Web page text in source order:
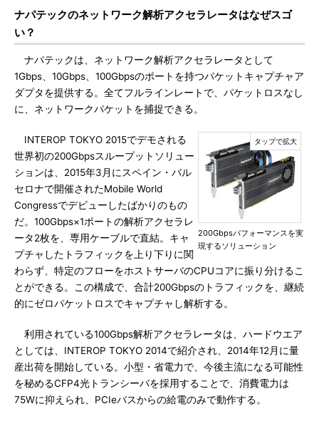
ナパテックのネットワーク解析アクセラレータはなぜスゴ
い？
ナパテックは、ネットワーク解析アクセラレータとして
1Gbps、10Gbps、100Gbpsのポートを持つパケットキャプチャア
ダプタを提供する。全てフルラインレートで、パケットロスなし
に、ネットワークパケットを捕捉できる。
200Gbpsパフォーマンスを実
現するソリューション
INTEROP TOKYO 2015でデモされる
世界初の200Gbpsスループットソリュー
ションは、2015年3月にスペイン・バル
セロナで開催されたMobile World
Congressでデビューしたばかりのもの
だ。100Gbps×1ポートの解析アクセラレ
ータ2枚を、専用ケーブルで直結。キャ
プチャしたトラフィックを上り下りに関
わらず、特定のフローをホストサーバのCPUコアに振り分けるこ
とができる。この構成で、合計200Gbpsのトラフィックを、継続
的にゼロパケットロスでキャプチャし解析する。
利用されている100Gbps解析アクセラレータは、ハードウエア
としては、INTEROP TOKYO 2014で紹介され、2014年12月に量
産出荷を開始している。小型・省電力で、今後主流になる可能性
を秘めるCFP4光トランシーバを採用することで、消費電力は
75Wに抑えられ、PCIeバスからの給電のみで動作する。